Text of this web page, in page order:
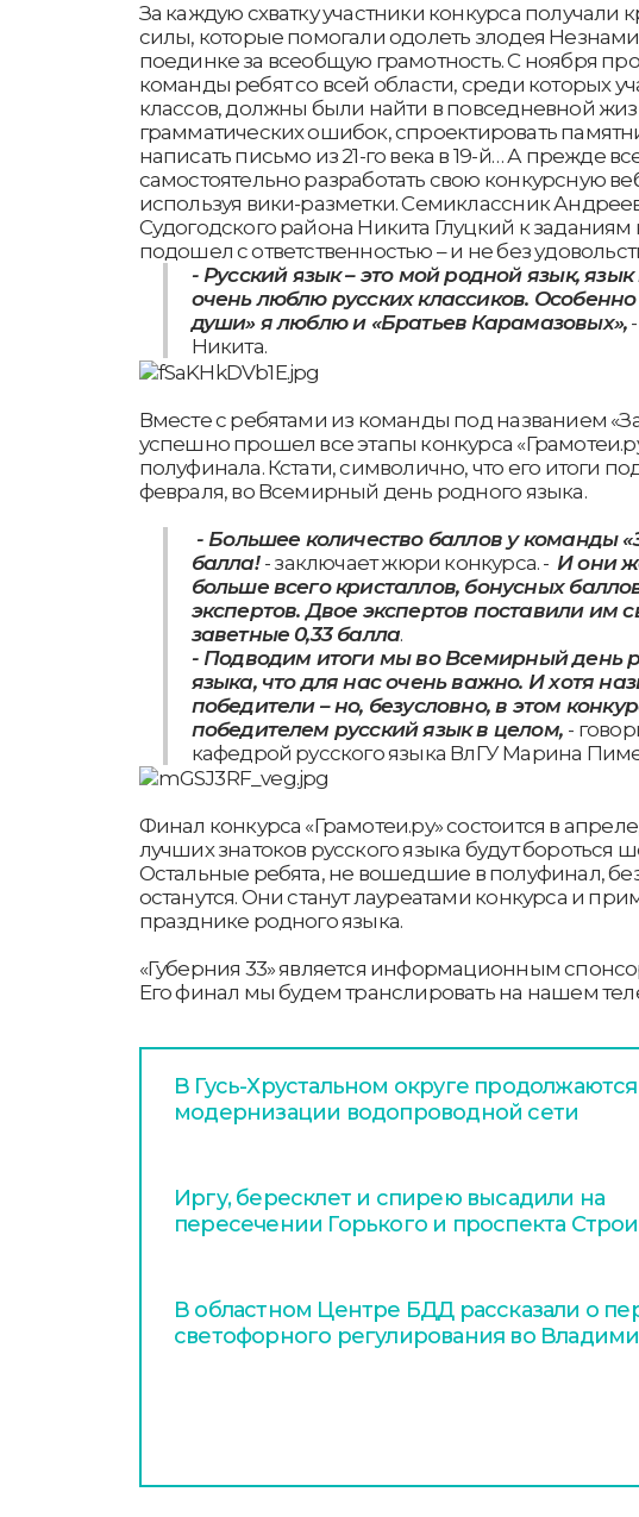
За каждую схватку участники конкурса получали
силы, которые помогали одолеть злодея
поединке за всеобщую грамотность. С ноября
команды ребят со всей области, среди которых
классов, должны были найти в повседневной
грамматических ошибок, спроектировать
написать письмо из 21-го века в 19-й… А прежде
самостоятельно разработать свою конкурсную
используя вики-разметки. Семиклассник
Судогодского района Никита Глуцкий к заданиям
подошел с ответственностью – и не без
- Русский язык – это мой родной язык,
очень люблю русских классиков.
души» я люблю и «Братьев Карамазовых»,
Никита.
Вместе с ребятами из команды под названием
успешно прошел все этапы конкурса
полуфинала. Кстати, символично, что его итоги
февраля, во Всемирный день родного языка.
- Большее количество баллов у команды
балла! - заключает жюри конкурса. - И они
больше всего кристаллов, бонусных
экспертов. Двое экспертов поставили им
заветные 0,33 балла.
- Подводим итоги мы во Всемирный день
языка, что для нас очень важно. И хотя
победители – но, безусловно, в этом
победителем русский язык в целом, -
кафедрой русского языка ВлГУ Марина
Финал конкурса «Грамотеи.ру» состоится в
лучших знатоков русского языка будут бороться
Остальные ребята, не вошедшие в полуфинал,
останутся. Они станут лауреатами конкурса и
празднике родного языка.
«Губерния 33» является информационным
Его финал мы будем транслировать на нашем
В Гусь-Хрустальном округе
модернизации водопроводной сети
Иргу, бересклет и спирею высадили на
пересечении Горького и проспекта
В областном Центре БДД рассказали о
светофорного регулирования во